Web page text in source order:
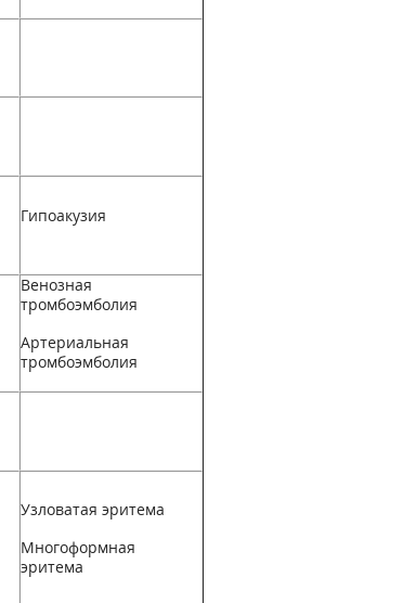
Гипоакузия
Венозная
тромбоэмболия
Артериальная
тромбоэмболия
Узловатая эритема
Многоформная
эритема